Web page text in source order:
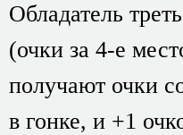
Обладатель
(очки за 4-е
получают очки
в гонке, и +1